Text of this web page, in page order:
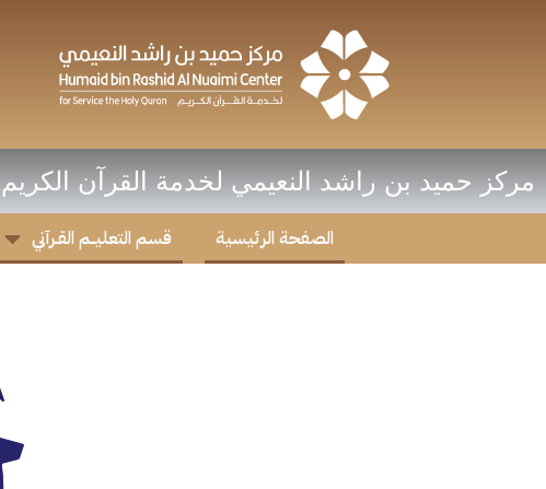
مركز حميد بن راشد النعيمي لخدمة القرآن الكريم
الصفحة الرئيسية قسم التعليــم القـرآني